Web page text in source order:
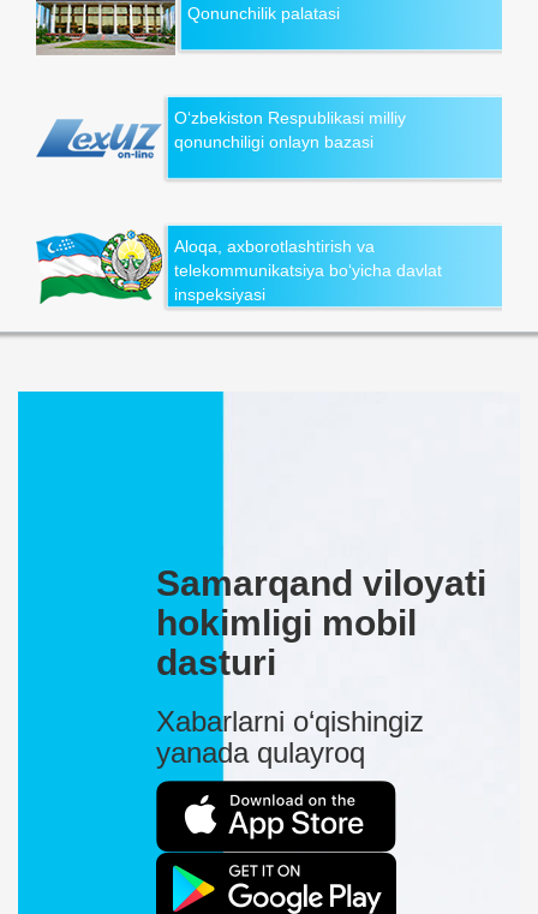
Qonunchilik palatasi
O‘zbekiston Respublikasi milliy
qonunchiligi onlayn bazasi
Aloqa, axborotlashtirish va
telekommunikatsiya bo‘yicha davlat
inspeksiyasi
Samarqand viloyati
hokimligi mobil
dasturi
Xabarlarni o‘qishingiz
yanada qulayroq